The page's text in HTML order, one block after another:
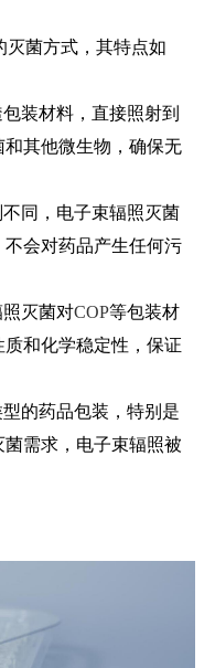
灭菌方式，其特点如
装材料，直接照射到
其他微生物，确保无
同，电子束辐照灭菌
会对药品产生任何污
灭菌对COP等包装材
和化学稳定性，保证
的药品包装，特别是
需求，电子束辐照被